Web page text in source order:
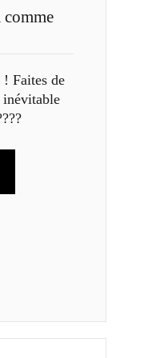
! Faites de
inévitable